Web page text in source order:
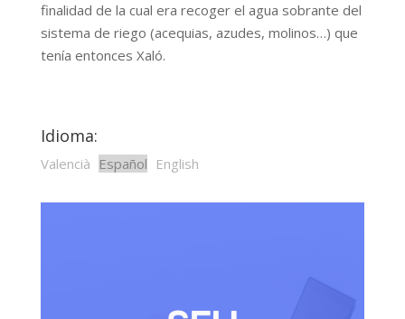
finalidad de la cual era recoger el agua sobrante del
sistema de riego (acequias, azudes, molinos…) que
tenía entonces Xaló.
Idioma:
Valencià Español English